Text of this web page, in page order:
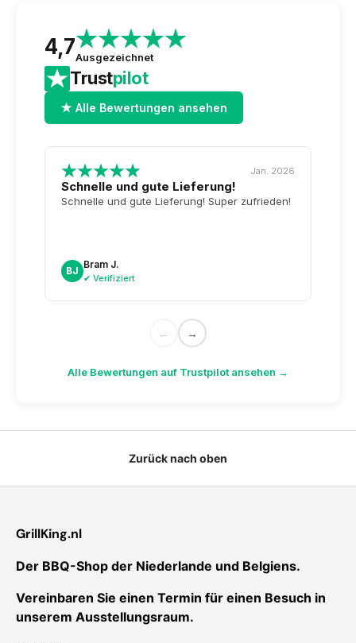
4,7Ausgezeichnet
Trustpilot
★ Alle Bewertungen ansehen
Jan. 2026
Schnelle und gute Lieferung!
Schnelle und gute Lieferung! Super zufrieden!
BJ
Bram J.
✔ Verifiziert
← →
Alle Bewertungen auf Trustpilot ansehen →
Zurück nach oben
GrillKing.nl
Der BBQ-Shop der Niederlande und Belgiens.
Vereinbaren Sie einen Termin für einen Besuch in
unserem Ausstellungsraum.